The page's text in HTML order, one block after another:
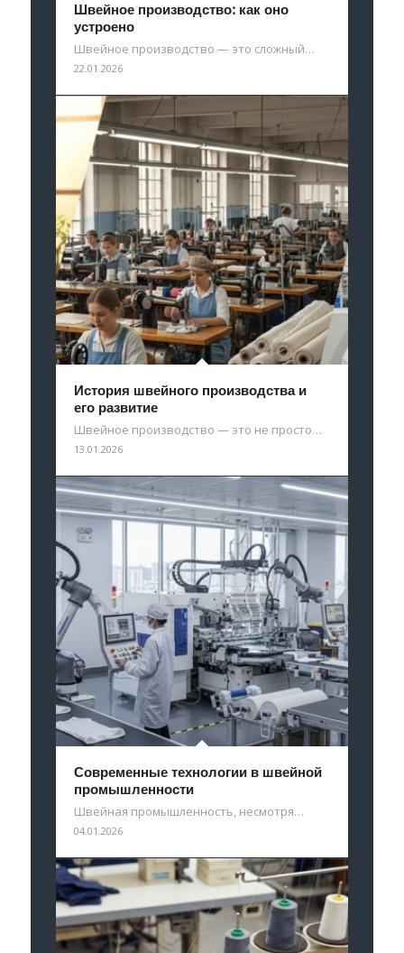
Швейное производство: как оно
устроено
Швейное производство — это сложный…
22.01.2026
История швейного производства и
его развитие
Швейное производство — это не просто…
13.01.2026
Современные технологии в швейной
промышленности
Швейная промышленность, несмотря…
04.01.2026